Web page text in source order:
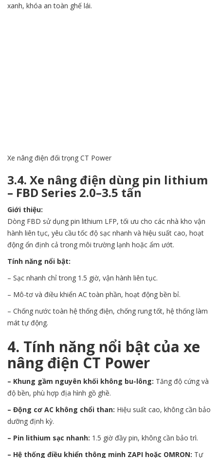
xanh, khóa an toàn ghế lái.
Xe nâng điện đối trọng CT Power
3.4. Xe nâng điện dùng pin lithium
– FBD Series 2.0–3.5 tấn
Giới thiệu:
Dòng FBD sử dụng pin lithium LFP, tối ưu cho các nhà kho vận
hành liên tục, yêu cầu tốc độ sạc nhanh và hiệu suất cao, hoạt
động ổn định cả trong môi trường lạnh hoặc ẩm ướt.
Tính năng nổi bật:
– Sạc nhanh chỉ trong 1.5 giờ, vận hành liên tục.
– Mô-tơ và điều khiển AC toàn phần, hoạt động bền bỉ.
– Chống nước toàn hệ thống điện, chống rung tốt, hệ thống làm
mát tự động.
4. Tính năng nổi bật của xe
nâng điện CT Power
– Khung gầm nguyên khối không bu-lông: Tăng độ cứng và
độ bền, phù hợp địa hình gồ ghề.
– Động cơ AC không chổi than: Hiệu suất cao, không cần bảo
dưỡng định kỳ.
– Pin lithium sạc nhanh: 1.5 giờ đầy pin, không cần bảo trì.
– Hệ thống điều khiển thông minh ZAPI hoặc OMRON: Tự